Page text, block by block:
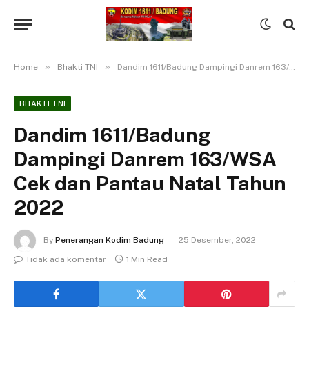
Home » Bhakti TNI » Dandim 1611/Badung Dampingi Danrem 163/WSA Cek dan Pantau Natal Tahun 2022
BHAKTI TNI
Dandim 1611/Badung
Dampingi Danrem 163/WSA
Cek dan Pantau Natal Tahun
2022
By Penerangan Kodim Badung
25 Desember, 2022
Tidak ada komentar
1 Min Read